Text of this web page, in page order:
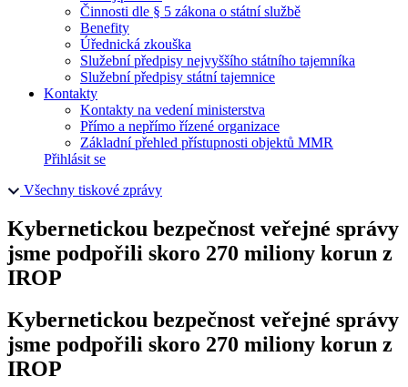
Činnosti dle § 5 zákona o státní službě
Benefity
Úřednická zkouška
Služební předpisy nejvyššího státního tajemníka
Služební předpisy státní tajemnice
Kontakty
Kontakty na vedení ministerstva
Přímo a nepřímo řízené organizace
Základní přehled přístupnosti objektů MMR
Přihlásit se
Všechny tiskové zprávy
Kybernetickou bezpečnost veřejné správy
jsme podpořili skoro 270 miliony korun z
IROP
Kybernetickou bezpečnost veřejné správy
jsme podpořili skoro 270 miliony korun z
IROP